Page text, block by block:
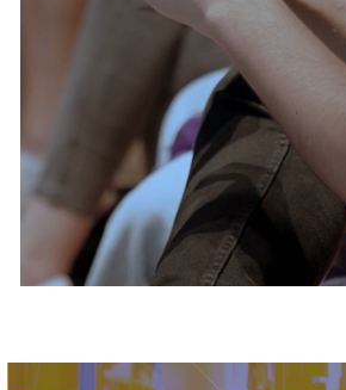
Servizi e accessibilità
Biglietti
Immagine